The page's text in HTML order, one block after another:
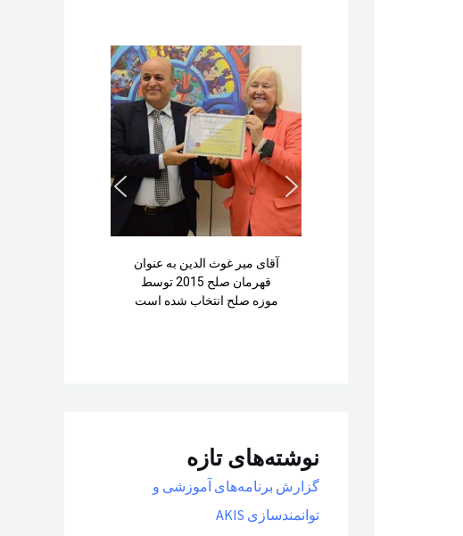
آقای میر غوث الدین به عنوان
قهرمان صلح 2015 توسط
موزه صلح انتخاب شده است
نوشته‌های تازه
گزارش برنامه‌های آموزشی و
توانمندسازی AKIS